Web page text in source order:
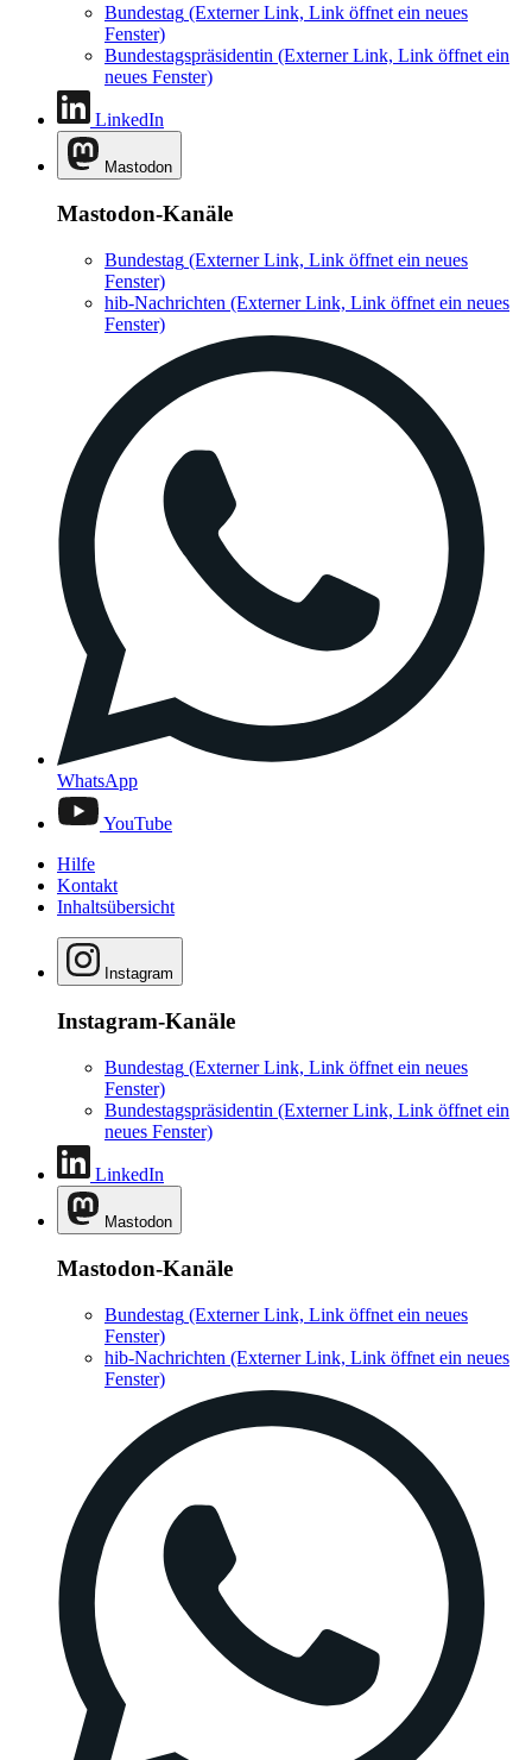
Bundestag (Externer Link, Link öffnet ein neues
Fenster)
Bundestagspräsidentin (Externer Link, Link öffnet ein
neues Fenster)
LinkedIn
Mastodon
Mastodon-Kanäle
Bundestag (Externer Link, Link öffnet ein neues
Fenster)
hib-Nachrichten (Externer Link, Link öffnet ein neues
Fenster)
WhatsApp
YouTube
Hilfe
Kontakt
Inhaltsübersicht
Instagram
Instagram-Kanäle
Bundestag (Externer Link, Link öffnet ein neues
Fenster)
Bundestagspräsidentin (Externer Link, Link öffnet ein
neues Fenster)
LinkedIn
Mastodon
Mastodon-Kanäle
Bundestag (Externer Link, Link öffnet ein neues
Fenster)
hib-Nachrichten (Externer Link, Link öffnet ein neues
Fenster)